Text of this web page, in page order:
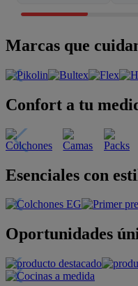
Marcas que
Confort a tu
Esenciales con
Oportunidades